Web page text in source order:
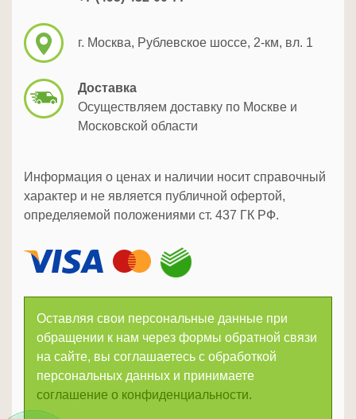
г. Москва, Рублевское шоссе, 2-км, вл. 1
Доставка
Осуществляем доставку по Москве и
Московской области
Информация о ценах и наличии носит справочный
характер и не является публичной офертой,
определяемой положениями ст. 437 ГК РФ.
Оставляя свои персональные данные при
обращении к нам через формы обратной связи
на сайте, вы соглашаетесь с обработкой
персональных данных и принимаете
соглашение о конфиденциальности.